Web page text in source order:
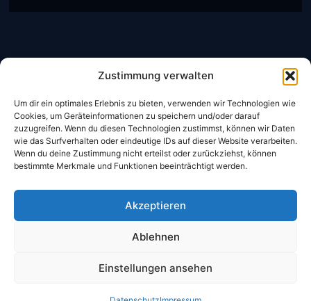
Zustimmung verwalten
Um dir ein optimales Erlebnis zu bieten, verwenden wir Technologien wie
Cookies, um Geräteinformationen zu speichern und/oder darauf
zuzugreifen. Wenn du diesen Technologien zustimmst, können wir Daten
wie das Surfverhalten oder eindeutige IDs auf dieser Website verarbeiten.
Wenn du deine Zustimmung nicht erteilst oder zurückziehst, können
bestimmte Merkmale und Funktionen beeinträchtigt werden.
Akzeptieren
Ablehnen
Einstellungen ansehen
CheckIn:
14:00 Uhr
CheckOut:
10:00 Uhr
Mo- Sa: 06:30 – 10:00 Uhr